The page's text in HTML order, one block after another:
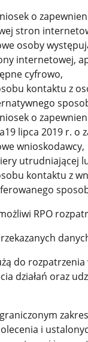
o
stron
osoby
internetowej,
cyfrowo,
kontaktu z
o
lipca 2019 r.
wnioskodawcy,
utrudniającej
kontaktu z
RPO
do
działań oraz
i